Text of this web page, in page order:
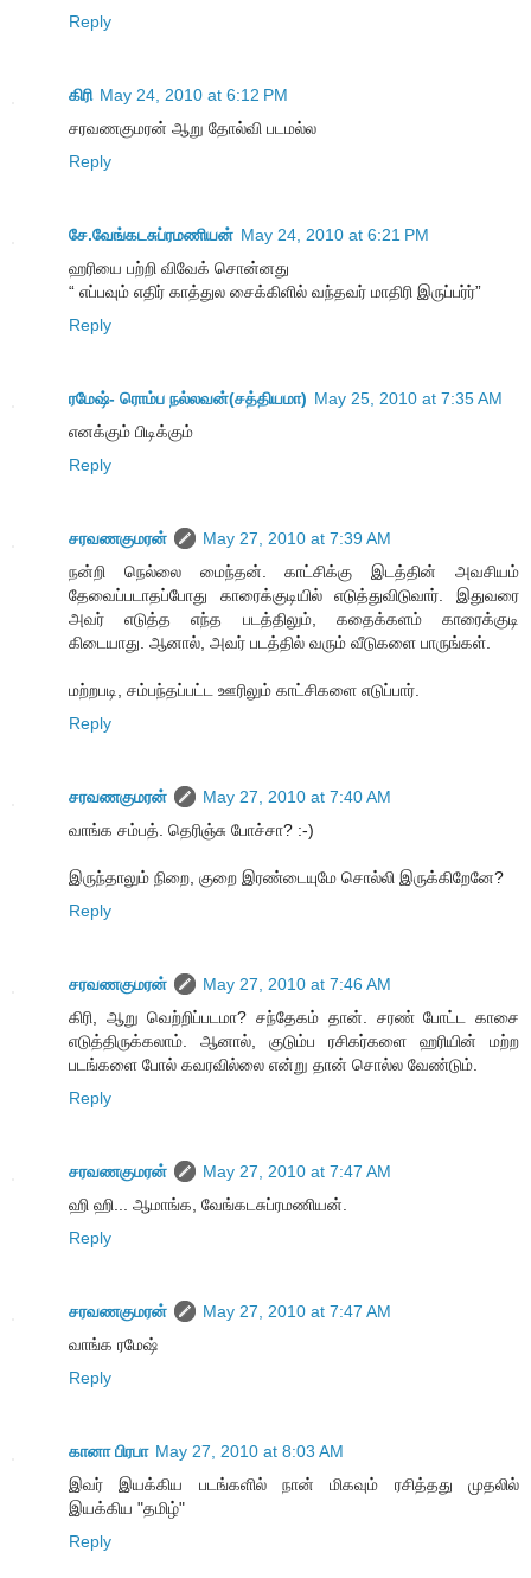
Reply
கிரி May 24, 2010 at 6:12 PM
சரவணகுமரன் ஆறு தோல்வி படமல்ல
Reply
சே.வேங்கடசுப்ரமணியன் May 24, 2010 at 6:21 PM
ஹரியை பற்றி விவேக் சொன்னது
“ எப்பவும் எதிர் காத்துல சைக்கிளில் வந்தவர் மாதிரி இருப்பர்ர்”
Reply
ரமேஷ்- ரொம்ப நல்லவன்(சத்தியமா) May 25, 2010 at 7:35 AM
எனக்கும் பிடிக்கும்
Reply
சரவணகுமரன்
May 27, 2010 at 7:39 AM
நன்றி நெல்லை மைந்தன். காட்சிக்கு இடத்தின் அவசியம்
தேவைப்படாதப்போது காரைக்குடியில் எடுத்துவிடுவார். இதுவரை
அவர் எடுத்த எந்த படத்திலும், கதைக்களம் காரைக்குடி
கிடையாது. ஆனால், அவர் படத்தில் வரும் வீடுகளை பாருங்கள்.
மற்றபடி, சம்பந்தப்பட்ட ஊரிலும் காட்சிகளை எடுப்பார்.
Reply
சரவணகுமரன்
May 27, 2010 at 7:40 AM
வாங்க சம்பத். தெரிஞ்சு போச்சா? :-)
இருந்தாலும் நிறை, குறை இரண்டையுமே சொல்லி இருக்கிறேனே?
Reply
சரவணகுமரன்
May 27, 2010 at 7:46 AM
கிரி, ஆறு வெற்றிப்படமா? சந்தேகம் தான். சரண் போட்ட காசை
எடுத்திருக்கலாம். ஆனால், குடும்ப ரசிகர்களை ஹரியின் மற்ற
படங்களை போல் கவரவில்லை என்று தான் சொல்ல வேண்டும்.
Reply
சரவணகுமரன்
May 27, 2010 at 7:47 AM
ஹி ஹி... ஆமாங்க, வேங்கடசுப்ரமணியன்.
Reply
சரவணகுமரன்
May 27, 2010 at 7:47 AM
வாங்க ரமேஷ்
Reply
கானா பிரபா May 27, 2010 at 8:03 AM
இவர் இயக்கிய படங்களில் நான் மிகவும் ரசித்தது முதலில்
இயக்கிய "தமிழ்"
Reply